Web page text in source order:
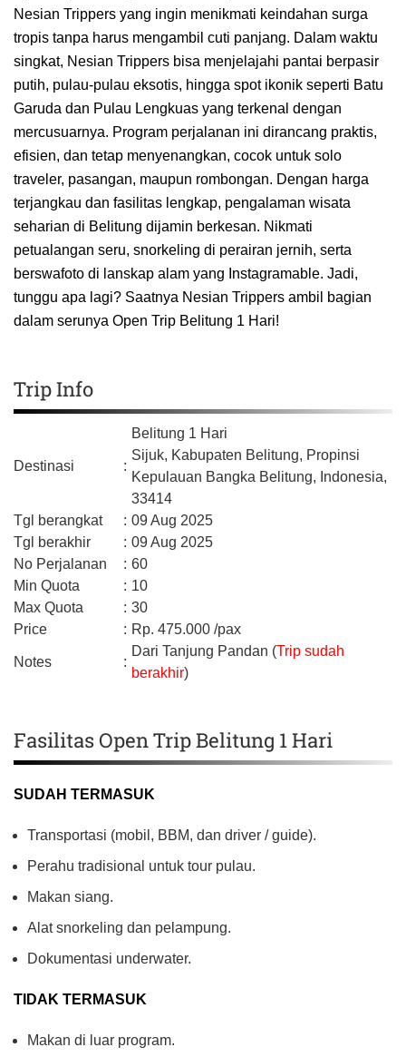
Nesian Trippers yang ingin menikmati keindahan surga
tropis tanpa harus mengambil cuti panjang. Dalam waktu
singkat, Nesian Trippers bisa menjelajahi pantai berpasir
putih, pulau-pulau eksotis, hingga spot ikonik seperti Batu
Garuda dan Pulau Lengkuas yang terkenal dengan
mercusuarnya. Program perjalanan ini dirancang praktis,
efisien, dan tetap menyenangkan, cocok untuk solo
traveler, pasangan, maupun rombongan. Dengan harga
terjangkau dan fasilitas lengkap, pengalaman wisata
seharian di Belitung dijamin berkesan. Nikmati
petualangan seru, snorkeling di perairan jernih, serta
berswafoto di lanskap alam yang Instagramable. Jadi,
tunggu apa lagi? Saatnya Nesian Trippers ambil bagian
dalam serunya Open Trip Belitung 1 Hari!
Trip Info
Destinasi :
Belitung 1 Hari
Sijuk, Kabupaten Belitung, Propinsi
Kepulauan Bangka Belitung, Indonesia,
33414
Tgl berangkat
: 09 Aug 2025
Tgl berakhir
: 09 Aug 2025
No Perjalanan
: 60
Min Quota
: 10
Max Quota
: 30
Price
: Rp. 475.000 /pax
Notes :
Dari Tanjung Pandan (Trip sudah
berakhir)
Fasilitas Open Trip Belitung 1 Hari
SUDAH TERMASUK
Transportasi (mobil, BBM, dan driver / guide).
Perahu tradisional untuk tour pulau.
Makan siang.
Alat snorkeling dan pelampung.
Dokumentasi underwater.
TIDAK TERMASUK
Makan di luar program.